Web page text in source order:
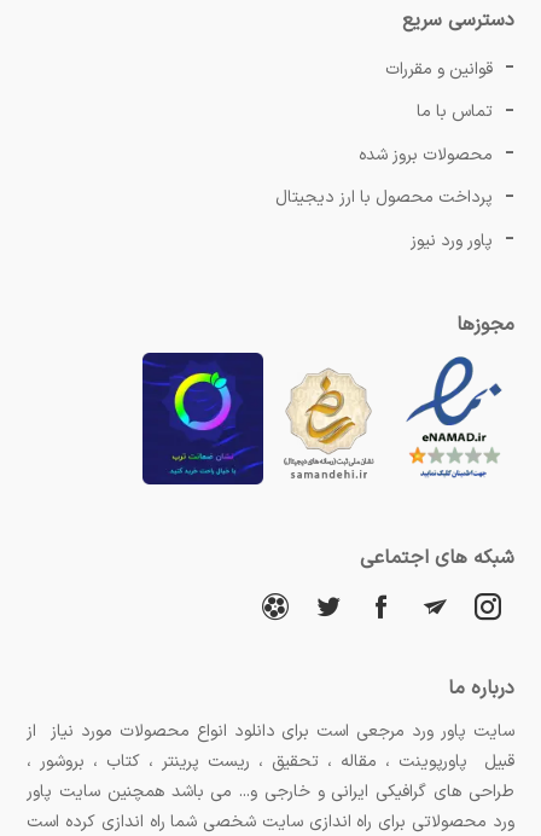
دسترسی سریع
قوانین و مقررات
تماس با ما
محصولات بروز شده
پرداخت محصول با ارز دیجیتال
پاور ورد نیوز
مجوزها
شبکه های اجتماعی
درباره ما
سایت پاور ورد مرجعی است برای دانلود انواع محصولات مورد نیاز از
قبیل پاورپوینت ، مقاله ، تحقیق ، ریست پرینتر ، کتاب ، بروشور ،
طراحی های گرافیکی ایرانی و خارجی و... می باشد همچنین سایت پاور
ورد محصولاتی برای راه اندازی سایت شخصی شما راه اندازی کرده است